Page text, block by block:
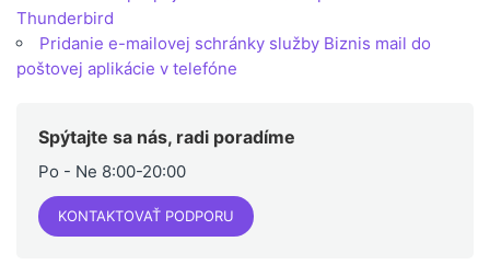
Thunderbird
Pridanie e-mailovej schránky služby Biznis mail do
poštovej aplikácie v telefóne
Spýtajte sa nás, radi poradíme
Po - Ne 8:00-20:00
KONTAKTOVAŤ PODPORU